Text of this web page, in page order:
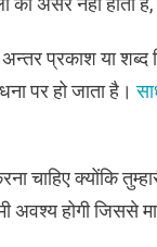
प्रकाश या शब्द
पर हो जाता है।
चाहिए क्योंकि
अवश्य होगी जिससे